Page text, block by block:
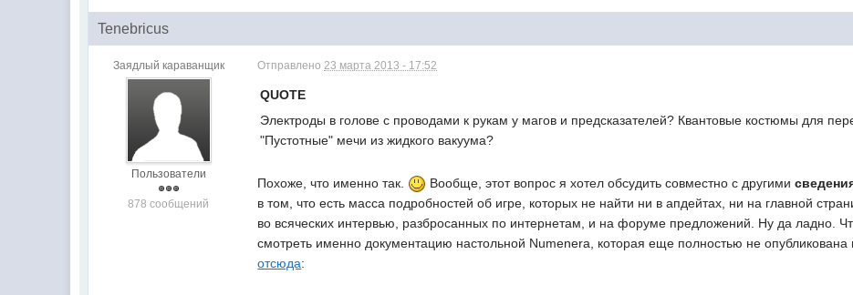
Tenebricus
Заядлый караванщик
Пользователи
878 сообщений
Отправлено23 марта 2013 - 17:52
QUOTE
Электроды в голове с проводами к рукам у магов и предсказателей? Квантовые костюмы для
"Пустотные" мечи из жидкого вакуума?
Похоже, что именно так. Вообще, этот вопрос я хотел обсудить совместно с другими
в том, что есть масса подробностей об игре, которых не найти ни в апдейтах, ни на главной
во всяческих интервью, разбросанных по интернетам, и на форуме предложений. Ну да ладно.
смотреть именно документацию настольной Numenera, которая еще полностью не опубликована
отсюда: